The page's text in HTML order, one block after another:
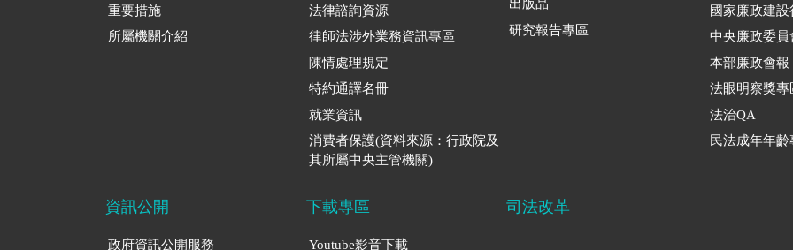
重要措施
所屬機關介紹
法律諮詢資源
律師法涉外業務資訊專區
陳情處理規定
特約通譯名冊
就業資訊
消費者保護(資料來源：行政院及
其所屬中央主管機關)
出版品
研究報告專區
國家廉政建設
中央廉政委員
本部廉政會報
法眼明察獎專
法治QA
民法成年年齡
資訊公開
政府資訊公開服務
下載專區
Youtube影音下載
司法改革